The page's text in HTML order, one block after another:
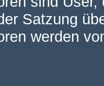
Satzung
werden